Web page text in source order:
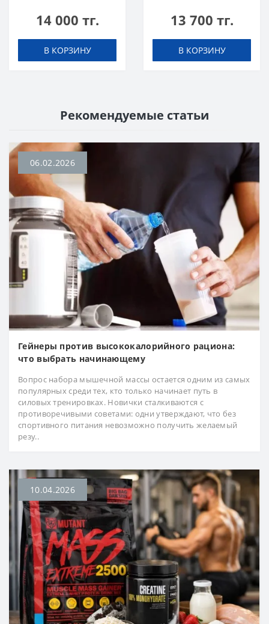
Energy 270 g Orange
14 000 тг.
В КОРЗИНУ
Energy 270 g Арбуз
13 700 тг.
В КОРЗИНУ
Рекомендуемые статьи
06.02.2026
Гейнеры против высококалорийного рациона:
что выбрать начинающему
Вопрос набора мышечной массы остается одним из самых
популярных среди тех, кто только начинает путь в
силовых тренировках. Новички сталкиваются с
противоречивыми советами: одни утверждают, что без
спортивного питания невозможно получить желаемый
резу..
10.04.2026